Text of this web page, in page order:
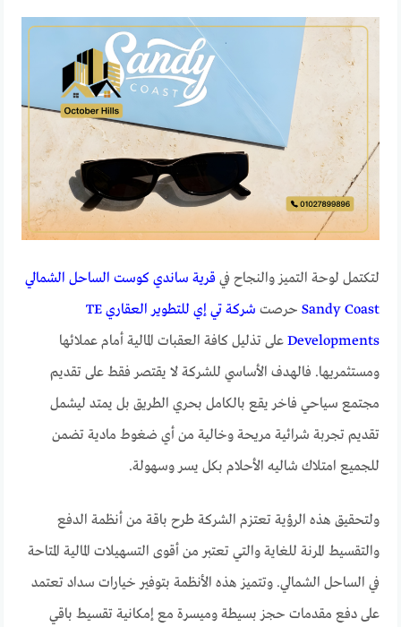
لتكتمل لوحة التميز والنجاح في قرية ساندي كوست الساحل الشمالي
Sandy Coast حرصت
شركة تي إي للتطوير العقاري TE
Developments على تذليل كافة العقبات المالية أمام عملائها
ومستثمريها. فالهدف الأساسي للشركة لا يقتصر فقط على تقديم
مجتمع سياحي فاخر يقع بالكامل بحري الطريق بل يمتد ليشمل
تقديم تجربة شرائية مريحة وخالية من أي ضغوط مادية تضمن
للجميع امتلاك شاليه الأحلام بكل يسر وسهولة.
ولتحقيق هذه الرؤية تعتزم الشركة طرح باقة من أنظمة الدفع
والتقسيط المرنة للغاية والتي تعتبر من أقوى التسهيلات المالية المتاحة
في الساحل الشمالي. وتتميز هذه الأنظمة بتوفير خيارات سداد تعتمد
على دفع مقدمات حجز بسيطة وميسرة مع إمكانية تقسيط باقي